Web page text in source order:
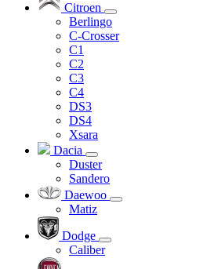
Citroen
Berlingo
C-Crosser
C1
C2
C3
C4
DS3
DS4
Xsara
Dacia
Duster
Sandero
Daewoo
Matiz
Dodge
Caliber